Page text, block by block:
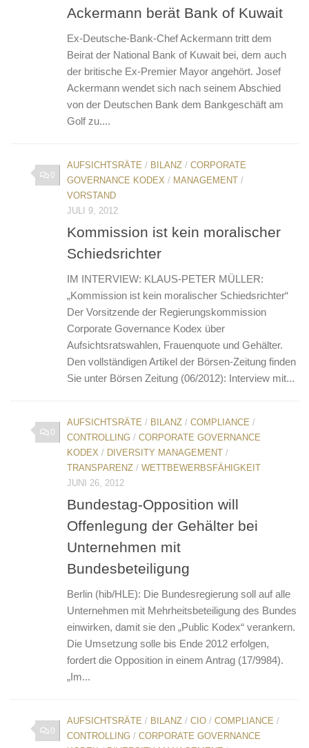
Ackermann berät Bank of Kuwait‎
Ex-Deutsche-Bank-Chef Ackermann tritt dem
Beirat der National Bank of Kuwait bei, dem auch
der britische Ex-Premier Mayor angehört. Josef
Ackermann wendet sich nach seinem Abschied
von der Deutschen Bank dem Bankgeschäft am
Golf zu....
0
AUFSICHTSRÄTE / BILANZ / CORPORATE
GOVERNANCE KODEX / MANAGEMENT /
VORSTAND
JULI 9, 2012
Kommission ist kein moralischer
Schiedsrichter
IM INTERVIEW: KLAUS-PETER MÜLLER:
„Kommission ist kein moralischer Schiedsrichter“
Der Vorsitzende der Regierungskommission
Corporate Governance Kodex über
Aufsichtsratswahlen, Frauenquote und Gehälter.
Den vollständigen Artikel der Börsen-Zeitung finden
Sie unter Börsen Zeitung (06/2012): Interview mit...
0
AUFSICHTSRÄTE / BILANZ / COMPLIANCE /
CONTROLLING / CORPORATE GOVERNANCE
KODEX / DIVERSITY MANAGEMENT /
TRANSPARENZ / WETTBEWERBSFÄHIGKEIT
JUNI 26, 2012
Bundestag-Opposition will
Offenlegung der Gehälter bei
Unternehmen mit
Bundesbeteiligung
Berlin (hib/HLE): Die Bundesregierung soll auf alle
Unternehmen mit Mehrheitsbeteiligung des Bundes
einwirken, damit sie den „Public Kodex“ verankern.
Die Umsetzung solle bis Ende 2012 erfolgen,
fordert die Opposition in einem Antrag (17/9984).
„Im...
0
AUFSICHTSRÄTE / BILANZ / CIO / COMPLIANCE /
CONTROLLING / CORPORATE GOVERNANCE